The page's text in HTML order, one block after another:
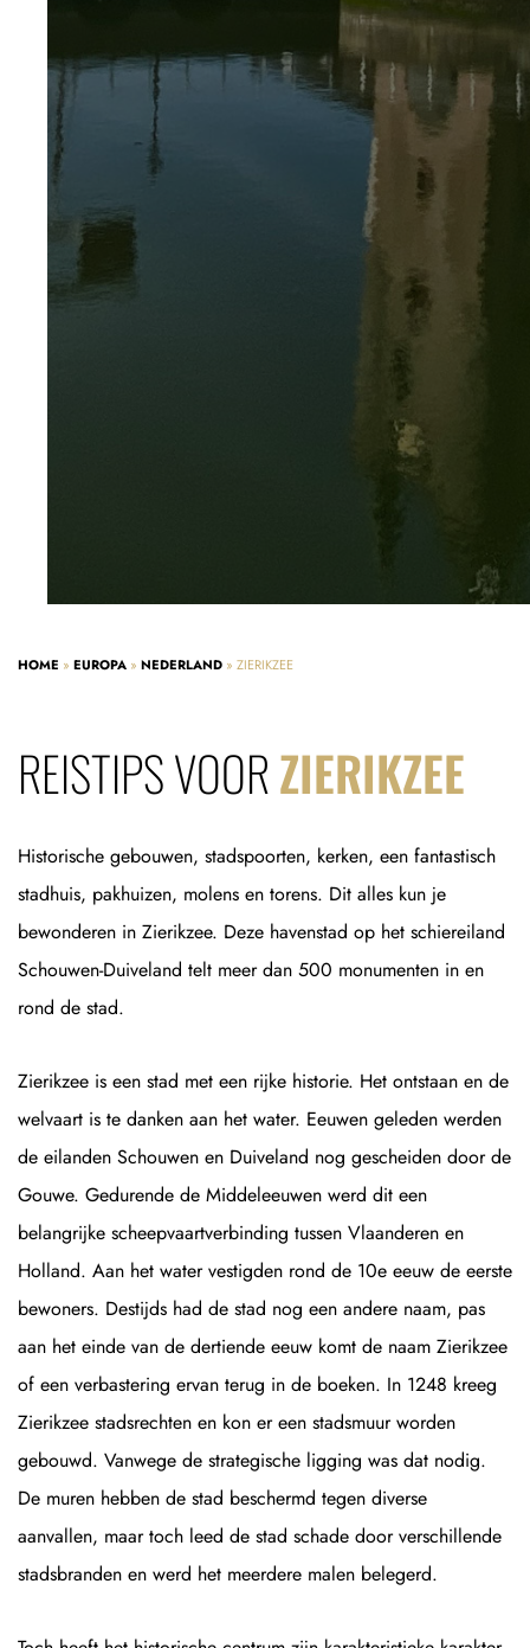
HOME » EUROPA » NEDERLAND » ZIERIKZEE
REISTIPS VOORZIERIKZEE
Historische gebouwen, stadspoorten, kerken, een fantastisch
stadhuis, pakhuizen, molens en torens. Dit alles kun je
bewonderen in Zierikzee. Deze havenstad op het schiereiland
Schouwen-Duiveland telt meer dan 500 monumenten in en
rond de stad.
Zierikzee is een stad met een rijke historie. Het ontstaan en de
welvaart is te danken aan het water. Eeuwen geleden werden
de eilanden Schouwen en Duiveland nog gescheiden door de
Gouwe. Gedurende de Middeleeuwen werd dit een
belangrijke scheepvaartverbinding tussen Vlaanderen en
Holland. Aan het water vestigden rond de 10e eeuw de eerste
bewoners. Destijds had de stad nog een andere naam, pas
aan het einde van de dertiende eeuw komt de naam Zierikzee
of een verbastering ervan terug in de boeken. In 1248 kreeg
Zierikzee stadsrechten en kon er een stadsmuur worden
gebouwd. Vanwege de strategische ligging was dat nodig.
De muren hebben de stad beschermd tegen diverse
aanvallen, maar toch leed de stad schade door verschillende
stadsbranden en werd het meerdere malen belegerd.